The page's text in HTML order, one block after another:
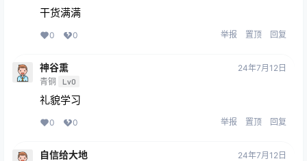
干货满满
0 0 举报 置顶 回复
神谷熏
青铜 Lv0
24年7月12日
礼貌学习
0 0 举报 置顶 回复
自信给大地 24年7月12日